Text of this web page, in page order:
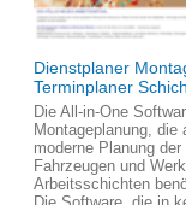
Dienstplaner
Terminplaner
Die All-in-One
Montageplanung,
moderne Planung
Fahrzeugen und
Arbeitsschichten